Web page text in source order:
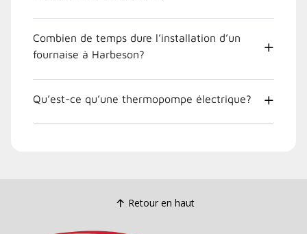
Combien de temps dure l’installation d’un
fournaise à Harbeson?
Qu’est-ce qu’une thermopompe électrique?
Retour en haut